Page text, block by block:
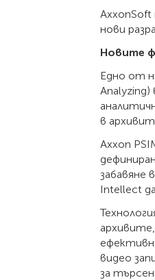
AxxonSoft
нови
Новите
Едно от
в
Axxon
забавяне
Intellect
видео
за